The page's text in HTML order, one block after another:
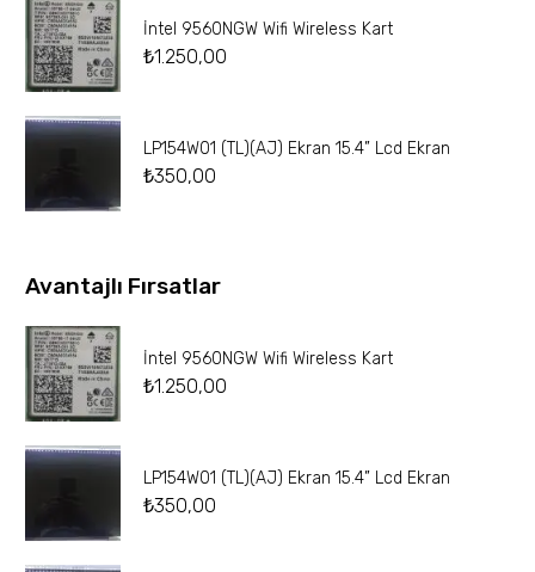
İntel 9560NGW Wifi Wireless Kart
₺1.250,00
LP154W01 (TL)(AJ) Ekran 15.4” Lcd Ekran
₺350,00
Avantajlı Fırsatlar
İntel 9560NGW Wifi Wireless Kart
₺1.250,00
LP154W01 (TL)(AJ) Ekran 15.4” Lcd Ekran
₺350,00